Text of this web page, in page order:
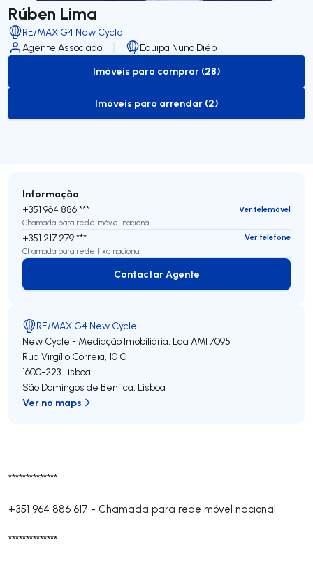
Rúben Lima
RE/MAX G4 New Cycle
Agente Associado
Equipa Nuno Diéb
to-buy-listing
Imóveis para comprar (28)
to-rent-listing
Imóveis para arrendar (2)
**************
+351 964 886 617 - Chamada para rede móvel nacional
**************
Informação
+351 964 886 ***
Ver telemóvel
Chamada para rede móvel nacional
+351 217 279 ***
Ver telefone
Chamada para rede fixa nacional
Contactar Agente
Contactar Agente
RE/MAX G4 New Cycle
New Cycle - Mediação Imobiliária, Lda AMI 7095
Rua Virgílio Correia, 10 C
1600-223 Lisboa
São Domingos de Benfica, Lisboa
Ver no maps